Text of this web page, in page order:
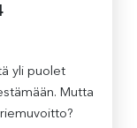
yli puolet
Mutta